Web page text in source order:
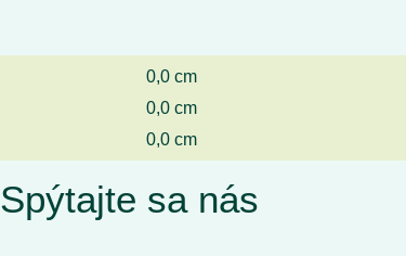
0,0 cm
0,0 cm
0,0 cm
Spýtajte sa nás